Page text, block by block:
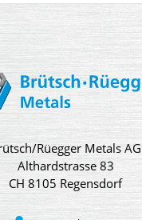
Rüegger Metals AG
Althardstrasse 83
CH 8105 Regensdorf